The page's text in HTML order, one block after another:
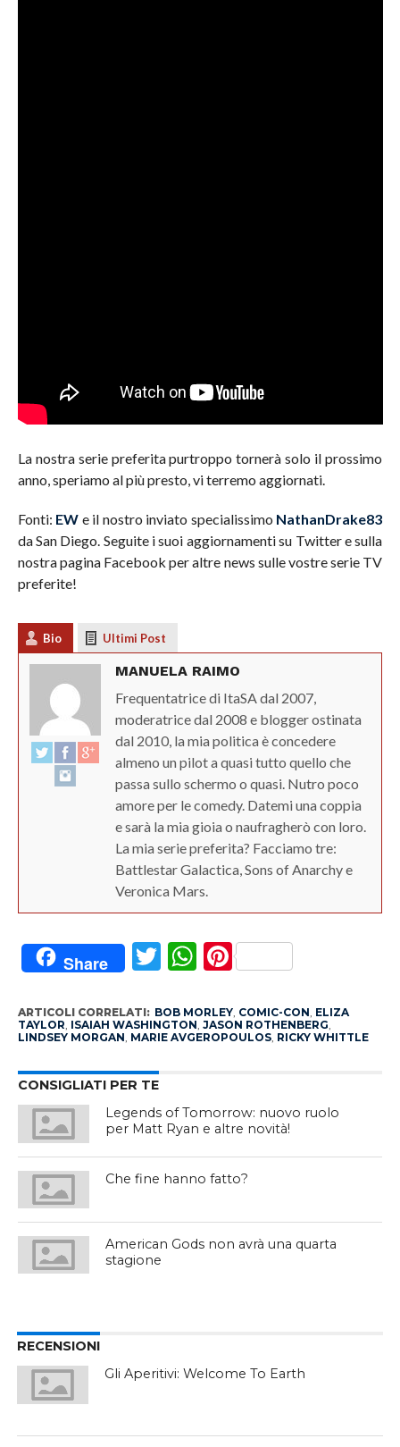
La nostra serie preferita purtroppo tornerà solo il prossimo
anno, speriamo al più presto, vi terremo aggiornati.
Fonti: EW e il nostro inviato specialissimo NathanDrake83
da San Diego. Seguite i suoi aggiornamenti su Twitter e sulla
nostra pagina Facebook per altre news sulle vostre serie TV
preferite!
Bio Ultimi Post
MANUELA RAIMO
Frequentatrice di ItaSA dal 2007,
moderatrice dal 2008 e blogger ostinata
dal 2010, la mia politica è concedere
almeno un pilot a quasi tutto quello che
passa sullo schermo o quasi. Nutro poco
amore per le comedy. Datemi una coppia
e sarà la mia gioia o naufragherò con loro.
La mia serie preferita? Facciamo tre:
Battlestar Galactica, Sons of Anarchy e
Veronica Mars.
Share Twitter
WhatsApp
Pinterest
ARTICOLI CORRELATI: BOB MORLEY, COMIC-CON, ELIZA
TAYLOR, ISAIAH WASHINGTON, JASON ROTHENBERG,
LINDSEY MORGAN, MARIE AVGEROPOULOS, RICKY WHITTLE
CONSIGLIATI PER TE
Legends of Tomorrow: nuovo ruolo
per Matt Ryan e altre novità!
Che fine hanno fatto?
American Gods non avrà una quarta
stagione
RECENSIONI
Gli Aperitivi: Welcome To Earth